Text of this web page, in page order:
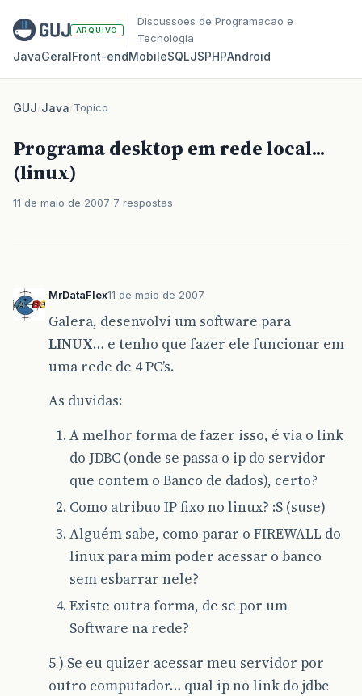
ARQUIVO
Discussoes de Programacao e
Tecnologia
JavaGeralFront‑endMobileSQLJSPHPAndroid
GUJ/Java/Topico
Programa desktop em rede local...
(linux)
11 de maio de 2007 7 respostas
MrDataFlex11 de maio de 2007
Galera, desenvolvi um software para
LINUX… e tenho que fazer ele funcionar em
uma rede de 4 PC’s.
As duvidas:
A melhor forma de fazer isso, é via o link
do JDBC (onde se passa o ip do servidor
que contem o Banco de dados), certo?
Como atribuo IP fixo no linux? :S (suse)
Alguém sabe, como parar o FIREWALL do
linux para mim poder acessar o banco
sem esbarrar nele?
Existe outra forma, de se por um
Software na rede?
5 ) Se eu quizer acessar meu servidor por
outro computador… qual ip no link do jdbc